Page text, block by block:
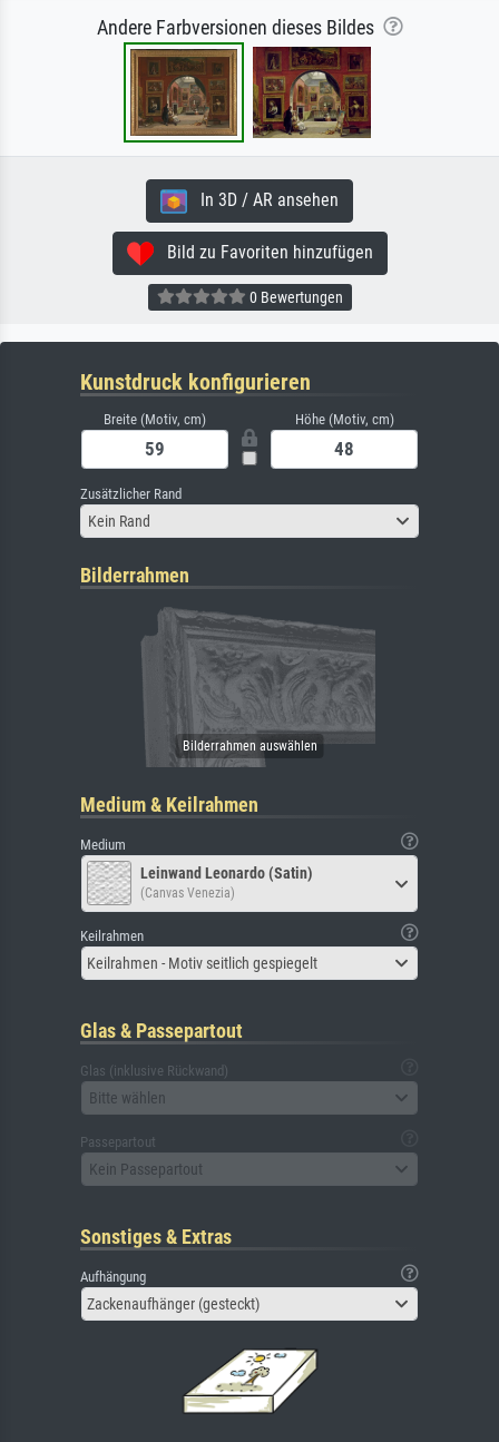
Andere Farbversionen dieses Bildes
In 3D / AR ansehen
Bild zu Favoriten hinzufügen
0 Bewertungen
Kunstdruck konfigurieren
Breite (Motiv, cm) Höhe (Motiv, cm)
Zusätzlicher Rand
Kein Rand
Bilderrahmen
Medium & Keilrahmen
Medium
Leinwand Leonardo (Satin)
(Canvas Venezia)
Keilrahmen
Keilrahmen - Motiv seitlich gespiegelt
Glas & Passepartout
Glas (inklusive Rückwand)
Bitte wählen
Passepartout
Kein Passepartout
Sonstiges & Extras
Aufhängung
Zackenaufhänger (gesteckt)